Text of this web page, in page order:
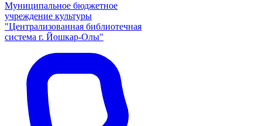
Муниципальное бюджетное
учреждение культуры
"Централизованная библиотечная
система г. Йошкар-Олы"